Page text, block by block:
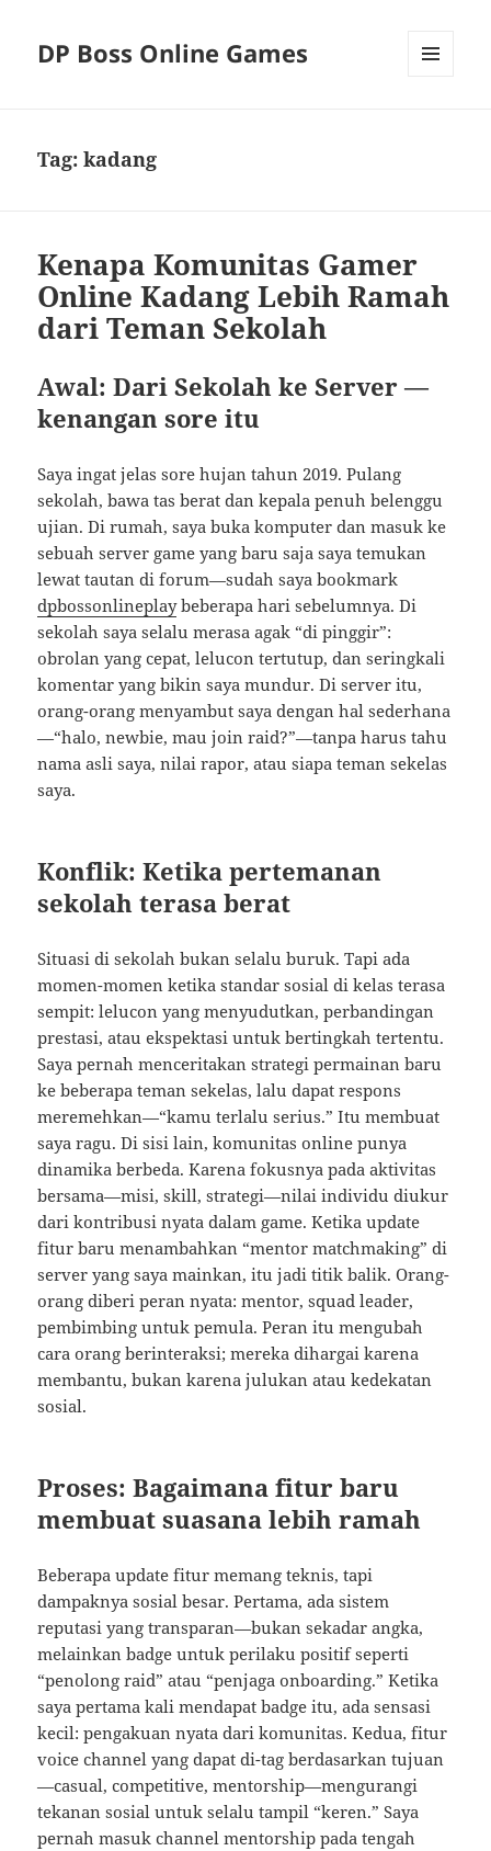
DP Boss Online Games
Tag:kadang
Kenapa Komunitas Gamer
Online Kadang Lebih Ramah
dari Teman Sekolah
Awal: Dari Sekolah ke Server —
kenangan sore itu
Saya ingat jelas sore hujan tahun 2019. Pulang
sekolah, bawa tas berat dan kepala penuh belenggu
ujian. Di rumah, saya buka komputer dan masuk ke
sebuah server game yang baru saja saya temukan
lewat tautan di forum—sudah saya bookmark
dpbossonlineplaybeberapa hari sebelumnya. Di
sekolah saya selalu merasa agak “di pinggir”:
obrolan yang cepat, lelucon tertutup, dan seringkali
komentar yang bikin saya mundur. Di server itu,
orang-orang menyambut saya dengan hal sederhana
—“halo, newbie, mau join raid?”—tanpa harus tahu
nama asli saya, nilai rapor, atau siapa teman sekelas
saya.
Konflik: Ketika pertemanan
sekolah terasa berat
Situasi di sekolah bukan selalu buruk. Tapi ada
momen-momen ketika standar sosial di kelas terasa
sempit: lelucon yang menyudutkan, perbandingan
prestasi, atau ekspektasi untuk bertingkah tertentu.
Saya pernah menceritakan strategi permainan baru
ke beberapa teman sekelas, lalu dapat respons
meremehkan—“kamu terlalu serius.” Itu membuat
saya ragu. Di sisi lain, komunitas online punya
dinamika berbeda. Karena fokusnya pada aktivitas
bersama—misi, skill, strategi—nilai individu diukur
dari kontribusi nyata dalam game. Ketika update
fitur baru menambahkan “mentor matchmaking” di
server yang saya mainkan, itu jadi titik balik. Orang-
orang diberi peran nyata: mentor, squad leader,
pembimbing untuk pemula. Peran itu mengubah
cara orang berinteraksi; mereka dihargai karena
membantu, bukan karena julukan atau kedekatan
sosial.
Proses: Bagaimana fitur baru
membuat suasana lebih ramah
Beberapa update fitur memang teknis, tapi
dampaknya sosial besar. Pertama, ada sistem
reputasi yang transparan—bukan sekadar angka,
melainkan badge untuk perilaku positif seperti
“penolong raid” atau “penjaga onboarding.” Ketika
saya pertama kali mendapat badge itu, ada sensasi
kecil: pengakuan nyata dari komunitas. Kedua, fitur
voice channel yang dapat di-tag berdasarkan tujuan
—casual, competitive, mentorship—mengurangi
tekanan sosial untuk selalu tampil “keren.” Saya
pernah masuk channel mentorship pada tengah